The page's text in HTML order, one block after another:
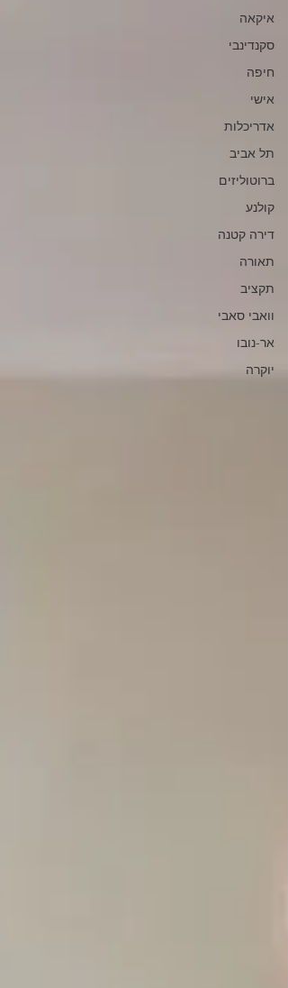
איקאה
סקנדינבי
חיפה
אישי
אדריכלות
תל אביב
ברוטוליזים
קולנע
דירה קטנה
תאורה
תקציב
וואבי סאבי
אר-נובו
יוקרה